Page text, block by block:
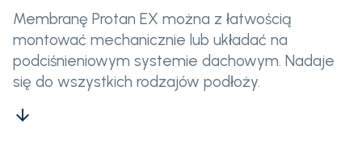
Membranę Protan EX można z łatwością
montować mechanicznie lub układać na
podciśnieniowym systemie dachowym. Nadaje
się do wszystkich rodzajów podłoży.
arrow_downward